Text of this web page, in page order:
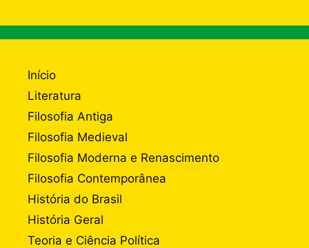
Início
Literatura
Filosofia Antiga
Filosofia Medieval
Filosofia Moderna e Renascimento
Filosofia Contemporânea
História do Brasil
História Geral
Teoria e Ciência Política